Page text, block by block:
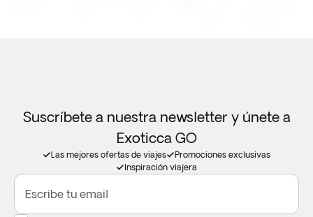
Suscríbete a nuestra newsletter y únete a
Exoticca GO
Las mejores ofertas de viajes
Promociones exclusivas
Inspiración viajera
Escribe tu email